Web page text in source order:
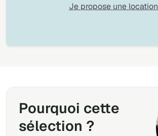
Je propose une location
Pourquoi cette
sélection ?